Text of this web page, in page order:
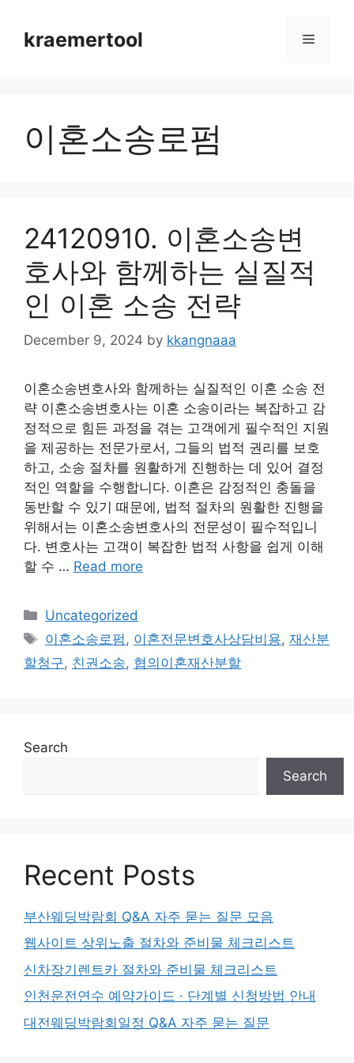
contentkraemertool Menu
이혼소송로펌
24120910. 이혼소송변
호사와 함께하는 실질적
인 이혼 소송 전략
December 9, 2024 by kkangnaaa
이혼소송변호사와 함께하는 실질적인 이혼 소송 전
략 이혼소송변호사는 이혼 소송이라는 복잡하고 감
정적으로 힘든 과정을 겪는 고객에게 필수적인 지원
을 제공하는 전문가로서, 그들의 법적 권리를 보호
하고, 소송 절차를 원활하게 진행하는 데 있어 결정
적인 역할을 수행합니다. 이혼은 감정적인 충돌을
동반할 수 있기 때문에, 법적 절차의 원활한 진행을
위해서는 이혼소송변호사의 전문성이 필수적입니
다. 변호사는 고객이 복잡한 법적 사항을 쉽게 이해
할 수 … Read more
Categories
Uncategorized
Tags
이혼소송로펌 , 이혼전문변호사상담비용,재산분
할청구, 친권소송, 협의이혼재산분할
Search
Search
Recent Posts
부산웨딩박람회 Q&A 자주 묻는 질문 모음
웹사이트 상위노출 절차와 준비물 체크리스트
신차장기렌트카 절차와 준비물 체크리스트
인천운전연수 예약가이드 · 단계별 신청방법 안내
대전웨딩박람회일정 Q&A 자주 묻는 질문